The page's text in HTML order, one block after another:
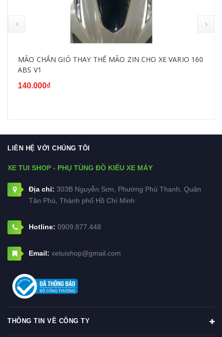
MÃO CHẮN GIÓ THAY THẾ MÃO ZIN CHO XE VARIO 160
ABS V1
140.000₫
LIÊN HỆ VỚI CHÚNG TÔI
XE TUI SHOP - PHỤ TÙNG ĐỒ KIỂU XE MÁY
Địa chỉ: 303B Nguyễn Sơn, Phường Phú Thạnh, Quận
Tân Phú, Thành phố Hồ Chí Minh
Hotline: 0909.877.448
Email: xetuishop@gmail.com
THÔNG TIN VỀ CÔNG TY